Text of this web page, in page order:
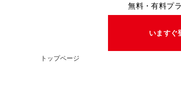
無料・有料プ
いますぐ
トップページ